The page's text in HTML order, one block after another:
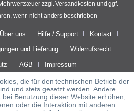
zzgl. Versandkosten und ggf.
wenn nicht anders beschrieben
Über uns Hilfe / Support Kontakt
und Lieferung Widerrufsrecht
AGB Impressum
die für den technischen Betrieb der
und stets gesetzt werden. Andere
Benutzung dieser Website erhöhen,
oder die Interaktion mit anderen